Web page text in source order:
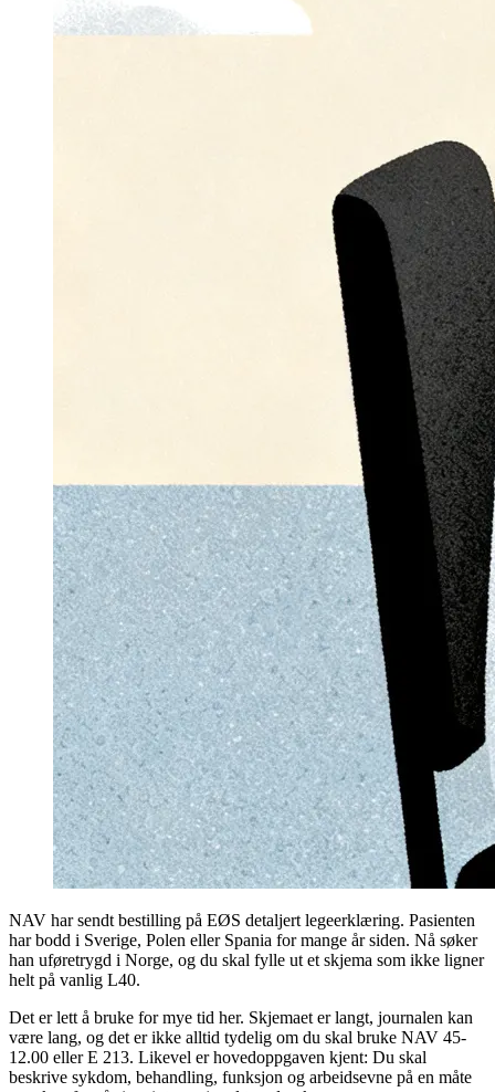
NAV har sendt bestilling på EØS detaljert legeerklæring. Pasienten
har bodd i Sverige, Polen eller Spania for mange år siden. Nå søker
han uføretrygd i Norge, og du skal fylle ut et skjema som ikke ligner
helt på vanlig L40.
Det er lett å bruke for mye tid her. Skjemaet er langt, journalen kan
være lang, og det er ikke alltid tydelig om du skal bruke NAV 45-
12.00 eller E 213. Likevel er hovedoppgaven kjent: Du skal
beskrive sykdom, behandling, funksjon og arbeidsevne på en måte